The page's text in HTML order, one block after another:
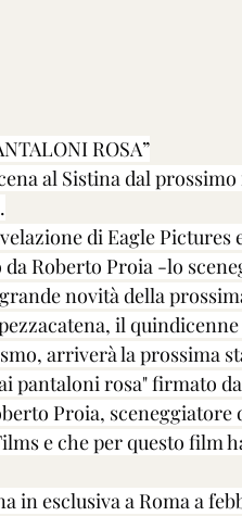
ROSA”
al Sistina dal
di Eagle Pictures
da Roberto Proia -lo
novità della
il
arriverà la prossima
pantaloni rosa" firmato
Proia,
e che per questo film
in esclusiva a Roma a